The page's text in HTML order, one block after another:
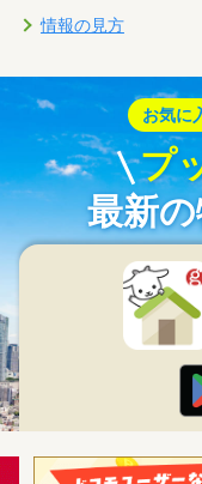
情報の見方
お気に
プ
最新